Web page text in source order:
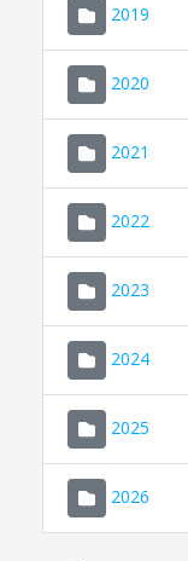
2019
2020
2021
2022
2023
2024
2025
2026